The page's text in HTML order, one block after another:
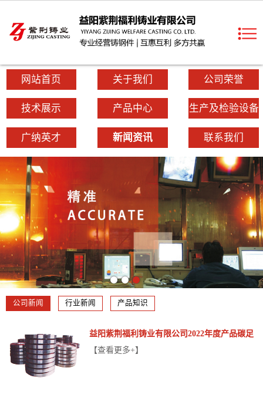
网站首页 关于我们 公司荣誉
技术展示 产品中心 生产及检验设备
广纳英才 新闻资讯 联系我们
公司新闻 行业新闻 产品知识
益阳紫荆福利铸业有限公司2022年度产品碳足
迹报告
【查看更多+】